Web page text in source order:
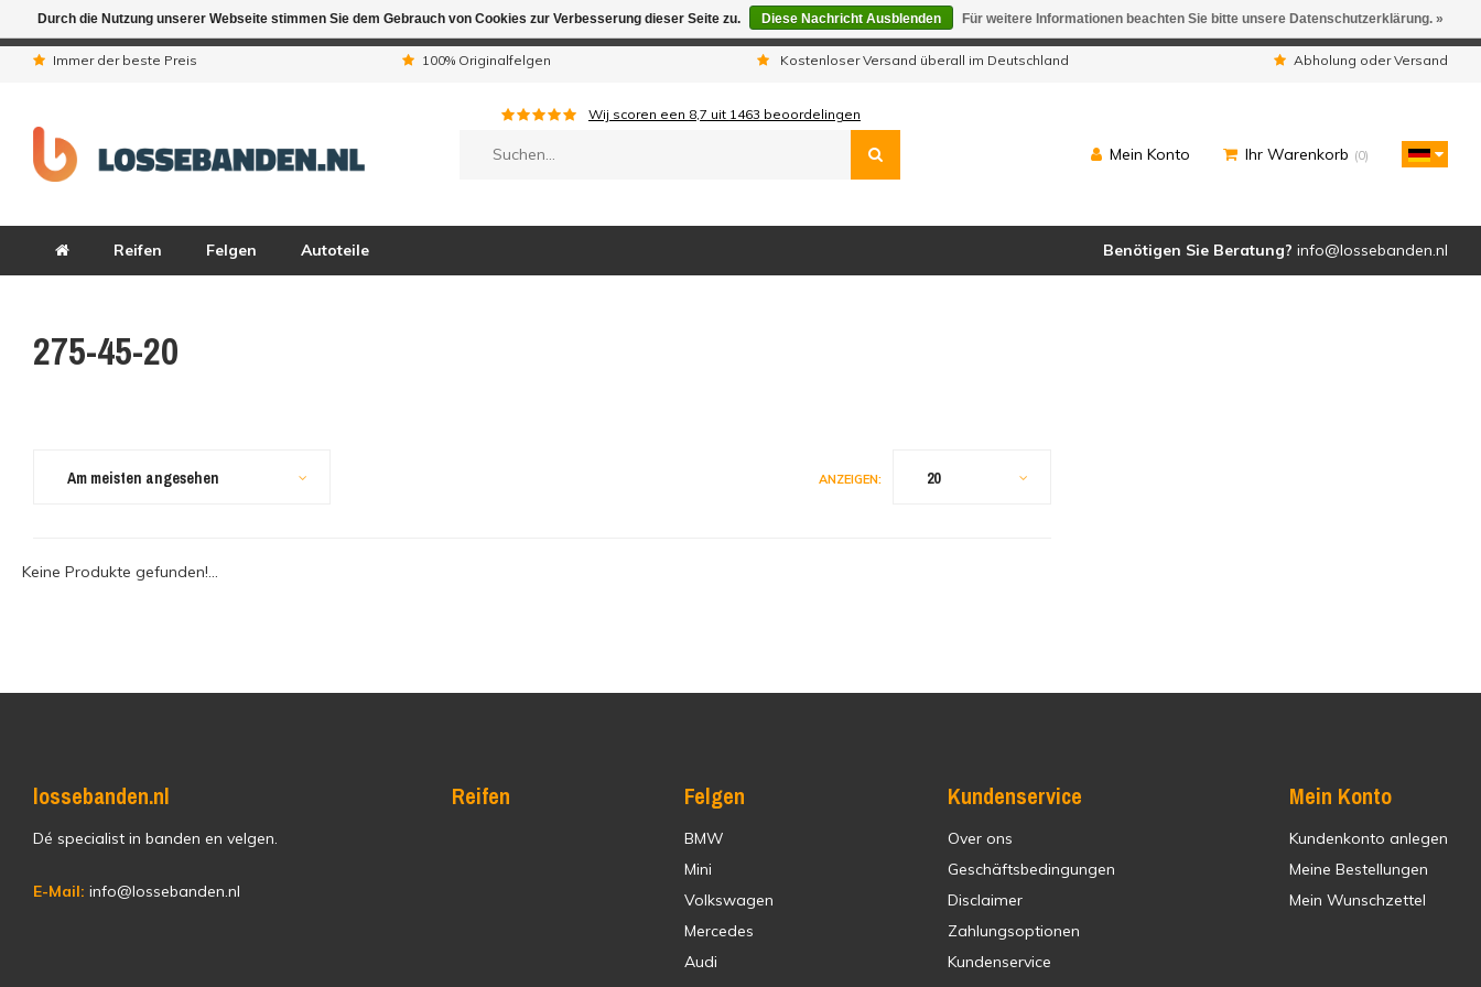
Immer der beste Preis 100% Originalfelgen Kostenloser Versand überall im Deutschland Abholung oder Versand
Wij scoren een 8,7 uit 1463 beoordelingen
Mein Konto Ihr Warenkorb (0)
Reifen Felgen Autoteile Benötigen Sie Beratung? info@lossebanden.nl
275-45-20
Am meisten angesehen ANZEIGEN: 20
Keine Produkte gefunden!...
lossebanden.nl
Dé specialist in banden en velgen.
E-Mail: info@lossebanden.nl
Reifen Felgen
BMW
Mini
Volkswagen
Mercedes
Audi
Kundenservice
Over ons
Geschäftsbedingungen
Disclaimer
Zahlungsoptionen
Kundenservice
Mein Konto
Kundenkonto anlegen
Meine Bestellungen
Mein Wunschzettel
Durch die Nutzung unserer Webseite stimmen Sie dem Gebrauch von Cookies zur Verbesserung dieser Seite zu. Diese Nachricht Ausblenden Für weitere Informationen beachten Sie bitte unsere Datenschutzerklärung. »
Aufgrund der Ferientagen sind wir telefonisch nicht erreichbar. Aufgegebene Bestellungen werden geliefert.